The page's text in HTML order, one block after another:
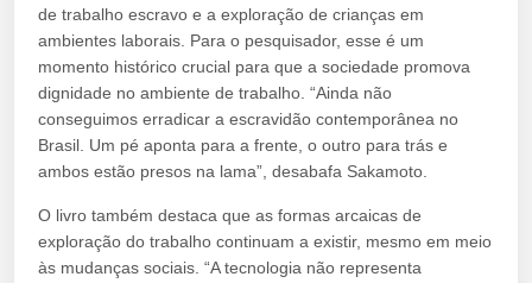
de trabalho escravo e a exploração de crianças em
ambientes laborais. Para o pesquisador, esse é um
momento histórico crucial para que a sociedade promova
dignidade no ambiente de trabalho. “Ainda não
conseguimos erradicar a escravidão contemporânea no
Brasil. Um pé aponta para a frente, o outro para trás e
ambos estão presos na lama”, desabafa Sakamoto.
O livro também destaca que as formas arcaicas de
exploração do trabalho continuam a existir, mesmo em meio
às mudanças sociais. “A tecnologia não representa